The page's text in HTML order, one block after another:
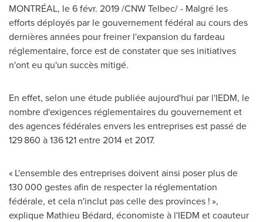
MONTRÉAL, le 6 févr. 2019 /CNW Telbec/ - Malgré les
efforts déployés par le gouvernement fédéral au cours des
dernières années pour freiner l'expansion du fardeau
réglementaire, force est de constater que ses initiatives
n'ont eu qu'un succès mitigé.
En effet, selon une étude publiée aujourd'hui par l'IEDM, le
nombre d'exigences réglementaires du gouvernement et
des agences fédérales envers les entreprises est passé de
129 860 à 136 121 entre2014 et2017.
« L'ensemble des entreprises doivent ainsi poser plus de
130 000 gestes afin de respecter la réglementation
fédérale, et cela n'inclut pas celle des provinces ! »,
explique Mathieu Bédard, économiste à l'IEDM et coauteur